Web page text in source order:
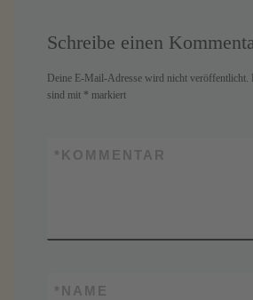
Schreibe einen
Deine E-Mail-Adresse wird nicht veröffentlicht.
sind mit * markiert
KOMMENTAR
*
NAME
*